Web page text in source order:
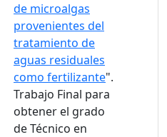
de microalgas
provenientes del
tratamiento de
aguas residuales
como fertilizante".
Trabajo Final para
obtener el grado
de Técnico en